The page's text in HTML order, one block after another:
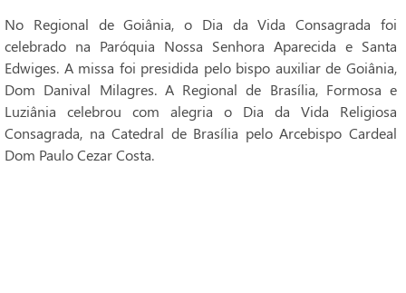
No Regional de Goiânia, o Dia da Vida Consagrada foi
celebrado na Paróquia Nossa Senhora Aparecida e Santa
Edwiges. A missa foi presidida pelo bispo auxiliar de Goiânia,
Dom Danival Milagres. A Regional de Brasília, Formosa e
Luziânia celebrou com alegria o Dia da Vida Religiosa
Consagrada, na Catedral de Brasília pelo Arcebispo Cardeal
Dom Paulo Cezar Costa.